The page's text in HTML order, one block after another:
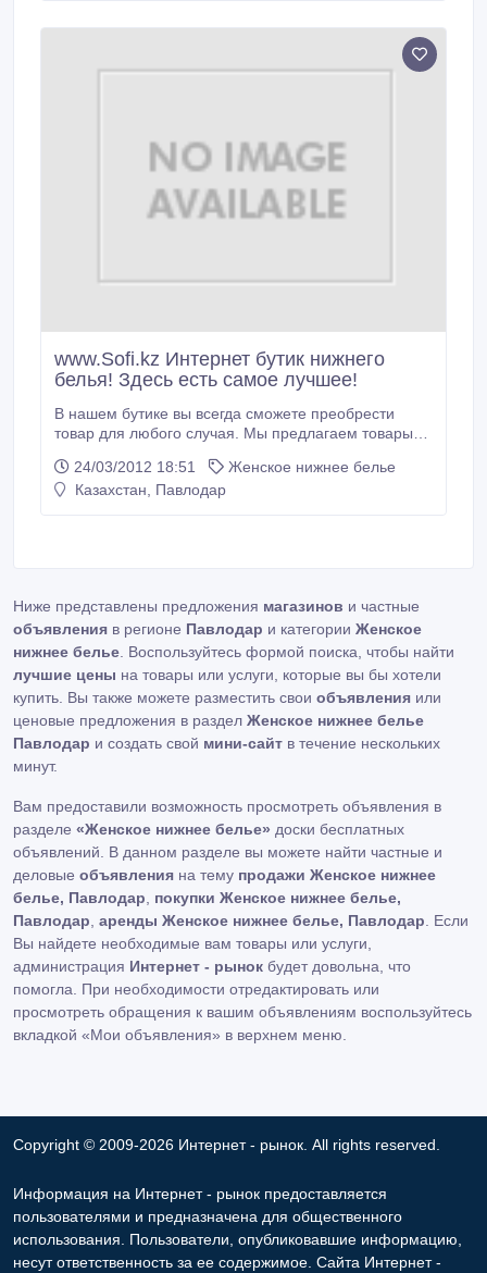
интернет торговли, но к сожалению данный вид
www.Sofi.kz Интернет бутик нижнего
белья! Здесь есть самое лучшее!
В нашем бутике вы всегда сможете преобрести
товар для любого случая. Мы предлагаем товары
поиске новых моделей, коллекций, стилей.
Огромный ассортимент, от более спокойных
24/03/2012 18:51
Женское нижнее белье
Казахстан, Павлодар
Ниже представлены предложения магазинов и частные
объявления в регионе Павлодар и категории Женское
нижнее белье . Воспользуйтесь формой поиска, чтобы найти
лучшие цены на товары или услуги, которые вы бы хотели
купить. Вы также можете разместить свои объявления или
ценовые предложения в раздел Женское нижнее белье
Павлодар и создать свой мини-сайт в течение нескольких
минут.
Вам предоставили возможность просмотреть объявления в
разделе «Женское нижнее белье» доски бесплатных
объявлений. В данном разделе вы можете найти частные и
деловые объявления на тему продажи Женское нижнее
белье, Павлодар
покупки Женское нижнее белье,
Павлодар аренды Женское нижнее белье, Павлодар . Если
Вы найдете необходимые вам товары или услуги,
администрация Интернет - рынок будет довольна, что
помогла. При необходимости отредактировать или
просмотреть обращения к вашим объявлениям воспользуйтесь
вкладкой «Мои объявления» в верхнем меню.
Copyright © 2009-2026 Интернет - рынок. All rights reserved.
Информация на Интернет - рынок предоставляется
пользователями и предназначена для общественного
использования. Пользователи, опубликовавшие информацию,
несут ответственность за ее содержимое. Сайта Интернет -